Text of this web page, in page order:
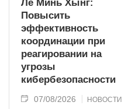
Ле Минь Хынг:
Повысить
эффективность
координации при
реагировании на
угрозы
кибербезопасности
07/08/2026 НОВОСТИ